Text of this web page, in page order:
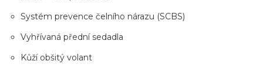
Systém prevence čelního nárazu (SCBS)
Vyhřívaná přední sedadla
Kůží obšitý volant